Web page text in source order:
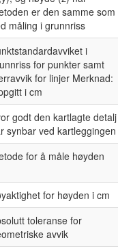
er den samme som
måling i grunnriss
i
for punkter samt
for linjer Merknad:
i cm
godt den kartlagte detalj
synbar ved kartleggingen
for å måle høyden
for høyden i cm
toleranse for
avvik